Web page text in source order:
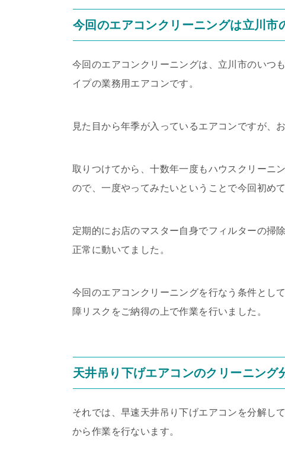
今回のエアコンクリーニングは立川市
今回のエアコンクリーニングは、立川市のいつ
イプの業務用エアコンです。
見た目から年季が入っているエアコンですが、
取りつけてから、十数年一度もハウスクリーニ
ので、一度やってみたいということで今回初め
定期的にお店のマスター自身でフィルターの掃
正常に動いてました。
今回のエアコンクリーニングを行なう条件とし
障リスクをご納得の上で作業を行いました。
天井吊り下げエアコンのクリーニング
それでは、早速天井吊り下げエアコンを分解し
から作業を行ないます。